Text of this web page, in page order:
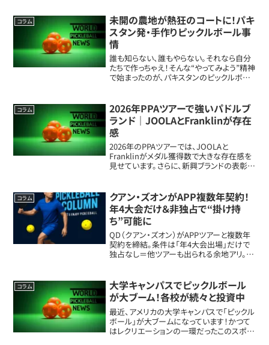
新動向をまとめて紹介します。これから...
コラム
未開の農地が熱狂のコートに！パキ
スタン発・手作りピックルボール事
情
誰も知らない、誰もやらない。それなら自分
たちで作っちゃえ！そんな“やってみよう”精神
で始まったのが、パキスタンのピックルボー
しかも舞台は、まさかの誰も使ってい...
コラム
2026年PPAツアーで強いパドルブ
ランド｜JOOLAとFranklinが存在
感
2026年のPPAツアーでは、JOOLAと
Franklinがメダル獲得数で大きな存在感を
見せています。さらに、新興ブランドの表彰台
ーのパドルブランド事情2...
コラム
クアン・ズオンがAPP複数年契約！
年4大会だけ＆非独占で“掛け持
ち”可能に
QD（クアン・ズオン）がAPPツアーと複数年
契約を締結。条件は「年4大会出場」だけで
独占なし＝他ツアーも出られる余地アリ。契
会だけ、しかも独占なし今回いちばん具体...
コラム
大学キャンパスでピックルボール
が大ブーム！各校が続々と投資中
最近、アメリカの大学キャンパスで「ピックル
ボール」が大ブームになっています！かつて
はレクリエーションの一環だったこのスポー